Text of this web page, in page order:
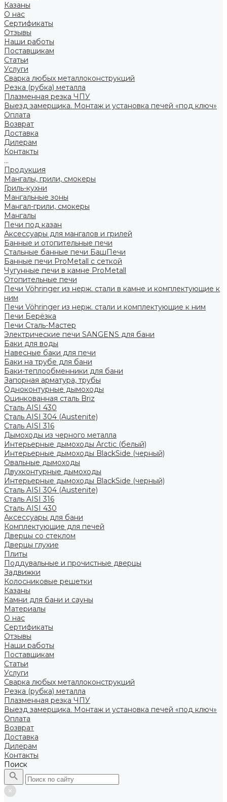
Казаны
О нас
Сертификаты
Отзывы
Наши работы
Поставщикам
Статьи
Услуги
Сварка любых металлоконструкций
Резка (рубка) металла
Плазменная резка ЧПУ
Выезд замерщика. Монтаж и установка печей «под ключ»
Оплата
Возврат
Доставка
Дилерам
Контакты
...
Продукция
Мангалы, грили, смокеры
Гриль-кухни
Мангальные зоны
Мангал-грили, смокеры
Мангалы
Печи под казан
Аксессуары для мангалов и грилей
Банные и отопительные печи
Стальные банные печи БашПечи
Банные печи ProMetall с сеткой
Чугунные печи в камне ProMetall
Отопительные печи
Печи Vöhringer из нерж. стали в камне и комплектующие к
ним
Печи Vöhringer из нерж. стали и комплектующие к ним
Печи Берёзка
Печи Сталь-Мастер
Электрические печи SANGENS для бани
Баки для воды
Навесные баки для печи
Баки на трубе для бани
Баки-теплообменники для бани
Запорная арматура, трубы
Одноконтурные дымоходы
Оцинкованная сталь Briz
Сталь AISI 430
Сталь AISI 304 (Austenite)
Сталь AISI 316
Дымоходы из черного металла
Интерьерные дымоходы Arctic (белый)
Интерьерные дымоходы BlackSide (черный)
Овальные дымоходы
Двухконтурные дымоходы
Интерьерные дымоходы BlackSide (черный)
Сталь AISI 304 (Austenite)
Сталь AISI 316
Сталь AISI 430
Аксессуары для бани
Комплектующие для печей
Дверцы со стеклом
Дверцы глухие
Плиты
Поддувальные и прочистные дверцы
Задвижки
Колосниковые решетки
Казаны
Камни для бани и сауны
Материалы
О нас
Сертификаты
Отзывы
Наши работы
Поставщикам
Статьи
Услуги
Сварка любых металлоконструкций
Резка (рубка) металла
Плазменная резка ЧПУ
Выезд замерщика. Монтаж и установка печей «под ключ»
Оплата
Возврат
Доставка
Дилерам
Контакты
Поиск